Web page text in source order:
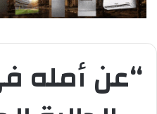
“عن أمله